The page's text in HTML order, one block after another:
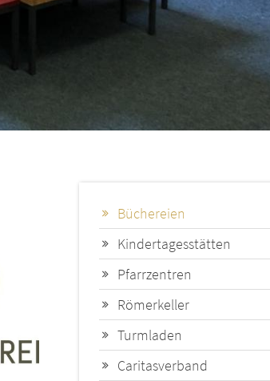
Büchereien
Kindertagesstätten
Pfarrzentren
Römerkeller
Turmladen
Caritasverband